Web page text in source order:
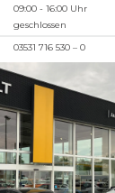
09:00 - 16:00 Uhr
geschlossen
03531 716 530 – 0